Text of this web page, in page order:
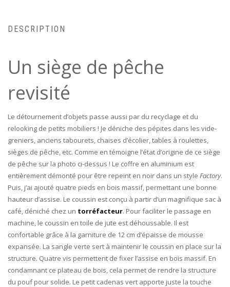
DESCRIPTION
Un siège de pêche
revisité
Le détournement d’objets passe aussi par du recyclage et du
relooking de petits mobiliers ! Je déniche des pépites dans les vide-
greniers, anciens tabourets, chaises d’écolier, tables à roulettes,
sièges de pêche, etc. Comme en témoigne l’état d’origine de ce siège
de pêche sur la photo ci-dessus ! Le coffre en aluminium est
entièrement démonté pour être repeint en noir dans un style Factory.
Puis, j’ai ajouté quatre pieds en bois massif, permettant une bonne
hauteur d’assise. Le coussin est conçu à partir d’un magnifique sac à
café, déniché chez un torréfacteur. Pour faciliter le passage en
machine, le coussin en toile de jute est déhoussable. Il est
confortable grâce à la garniture de 12 cm d’épaisse de mousse
expansée. La sangle verte sert à maintenir le coussin en place sur la
structure. Quatre vis permettent de fixer l’assise en bois massif. En
condamnant ce plateau de bois, cela permet de rendre la structure
du pouf pour solide. Le petit cadenas vert apporte juste la touche